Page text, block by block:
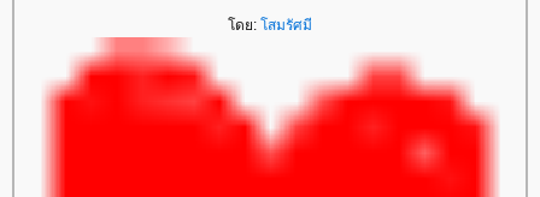
ดย: สมรัศมี